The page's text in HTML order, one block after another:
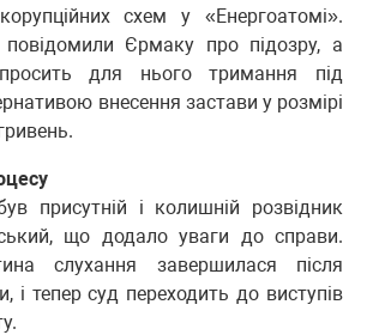
схем у «Енергоатомі».
Єрмаку про підозру, а
для нього тримання під
внесення застави у розмірі
присутній і колишній розвідник
що додало уваги до справи.
слухання завершилася після
і тепер суд переходить до виступів